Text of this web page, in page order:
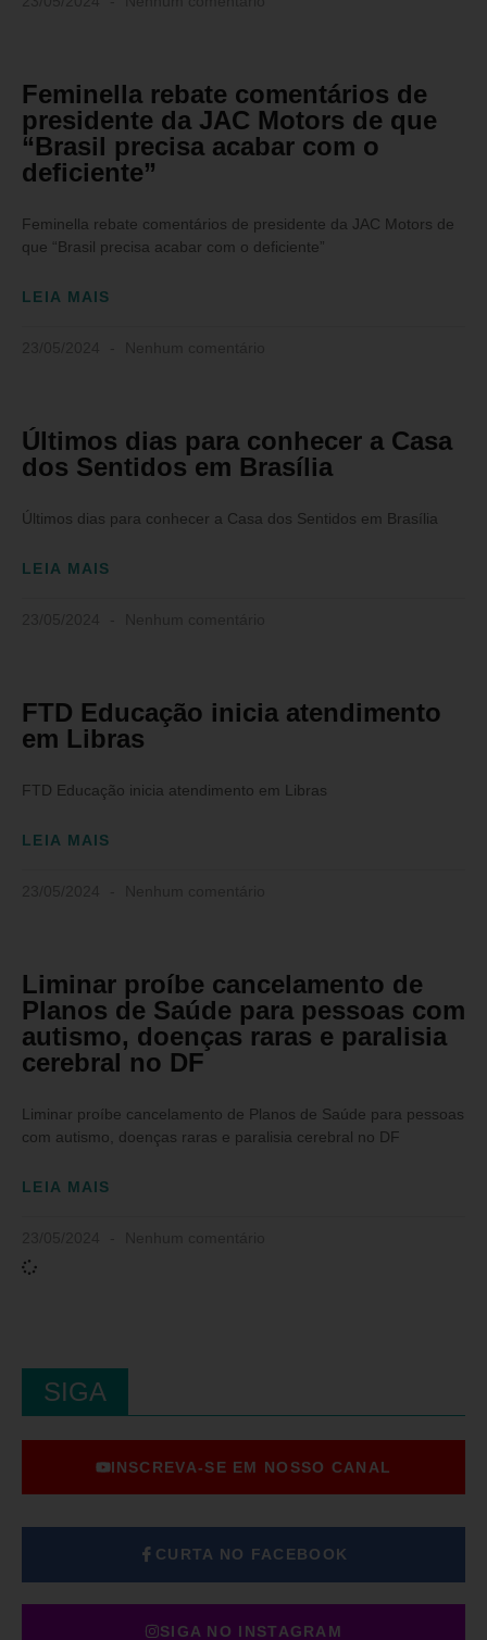
Feminella rebate comentários de
presidente da JAC Motors de que
“Brasil precisa acabar com o
deficiente”
Feminella rebate comentários de presidente da JAC Motors de
que “Brasil precisa acabar com o deficiente”
LEIA MAIS
Últimos dias para conhecer a Casa
dos Sentidos em Brasília
Últimos dias para conhecer a Casa dos Sentidos em Brasília
LEIA MAIS
FTD Educação inicia atendimento
em Libras
FTD Educação inicia atendimento em Libras
LEIA MAIS
Liminar proíbe cancelamento de
Planos de Saúde para pessoas com
autismo, doenças raras e paralisia
cerebral no DF
Liminar proíbe cancelamento de Planos de Saúde para pessoas
com autismo, doenças raras e paralisia cerebral no DF
LEIA MAIS
SIGA
INSCREVA-SE EM NOSSO CANAL
CURTA NO FACEBOOK
SIGA NO INSTAGRAM